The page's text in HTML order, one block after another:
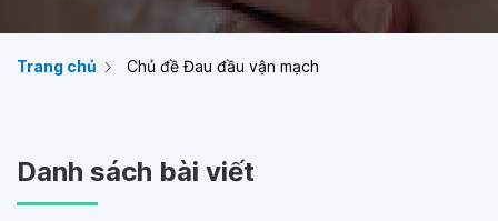
Trang chủ Chủ đề Đau đầu vận mạch
Danh sách bài viết